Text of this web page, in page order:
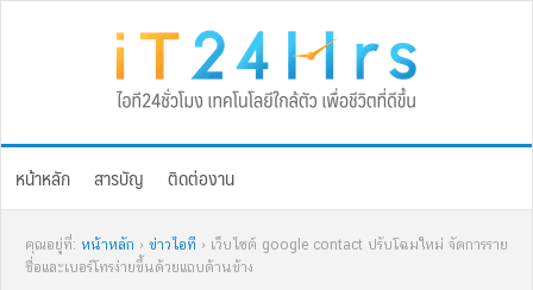
หน้าหลัก สารบัญ ติดต่องาน
คุณอยู่ที่: หน้าหลัก › ข่าวไอที › เว็บไซต์ google contact ปรับโฉมใหม่ จัดการราย
ชื่อและเบอร์โทรง่ายขึ้นด้วยแถบด้านข้าง